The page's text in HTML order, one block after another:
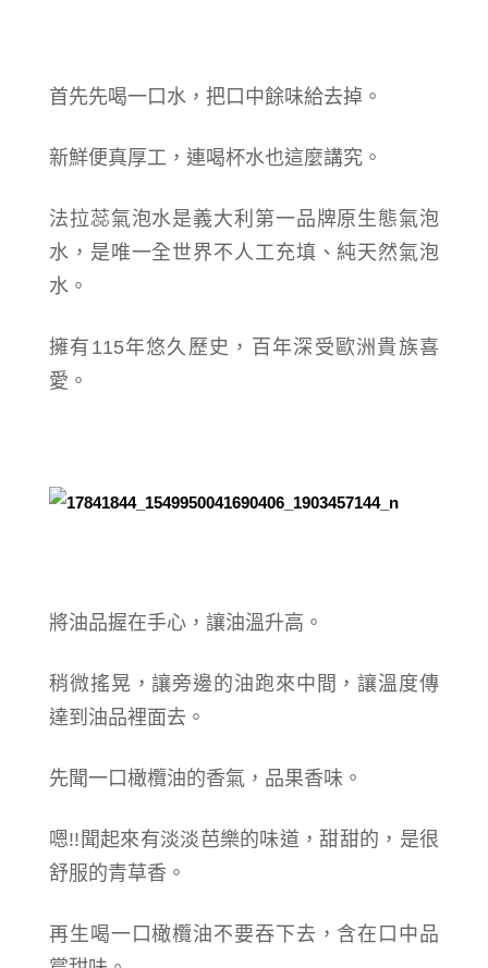
首先先喝一口水，把口中餘味給去掉。
新鮮便真厚工，連喝杯水也這麼講究。
法拉蕊氣泡水是義大利第一品牌原生態氣泡
水，是唯一全世界不人工充填、純天然氣泡
水。
擁有115年悠久歷史，百年深受歐洲貴族喜
愛。
將油品握在手心，讓油溫升高。
稍微搖晃，讓旁邊的油跑來中間，讓溫度傳
達到油品裡面去。
先聞一口橄欖油的香氣，品果香味。
嗯!!聞起來有淡淡芭樂的味道，甜甜的，是很
舒服的青草香。
再生喝一口橄欖油不要吞下去，含在口中品